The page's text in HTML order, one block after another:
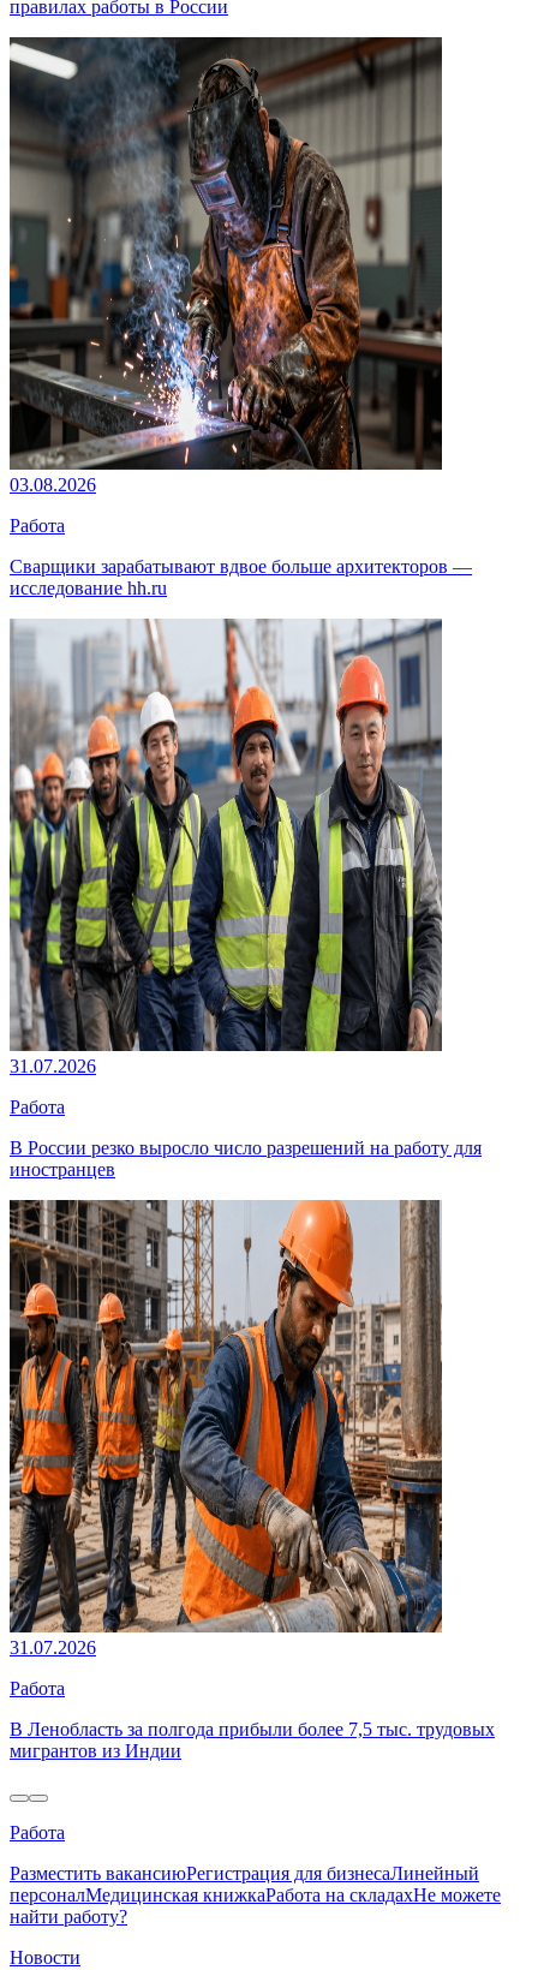
правилах работы в России
03.08.2026
Работа
Сварщики зарабатывают вдвое больше архитекторов —
исследование hh.ru
31.07.2026
Работа
В России резко выросло число разрешений на работу для
иностранцев
31.07.2026
Работа
В Ленобласть за полгода прибыли более 7,5 тыс. трудовых
мигрантов из Индии
Работа
Разместить вакансиюРегистрация для бизнесаЛинейный
персоналМедицинская книжкаРабота на складахНе можете
найти работу?
Новости